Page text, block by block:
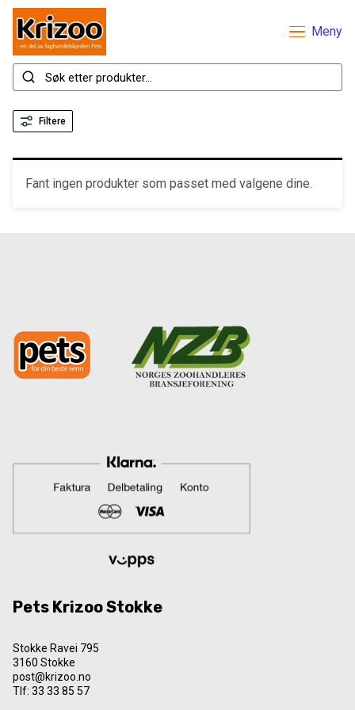
Meny
Filtere
Fant ingen produkter som passet med valgene dine.
Pets Krizoo Stokke
Stokke Ravei 795
3160 Stokke
post@krizoo.no
Tlf: 33 33 85 57